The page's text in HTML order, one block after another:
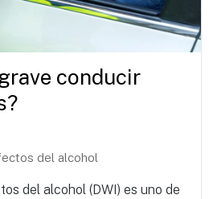
conducir
del alcohol
del alcohol (DWI) es uno de